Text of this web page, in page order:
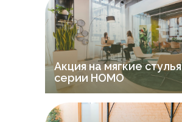
Акция на мягкие стулья
серии НOMO